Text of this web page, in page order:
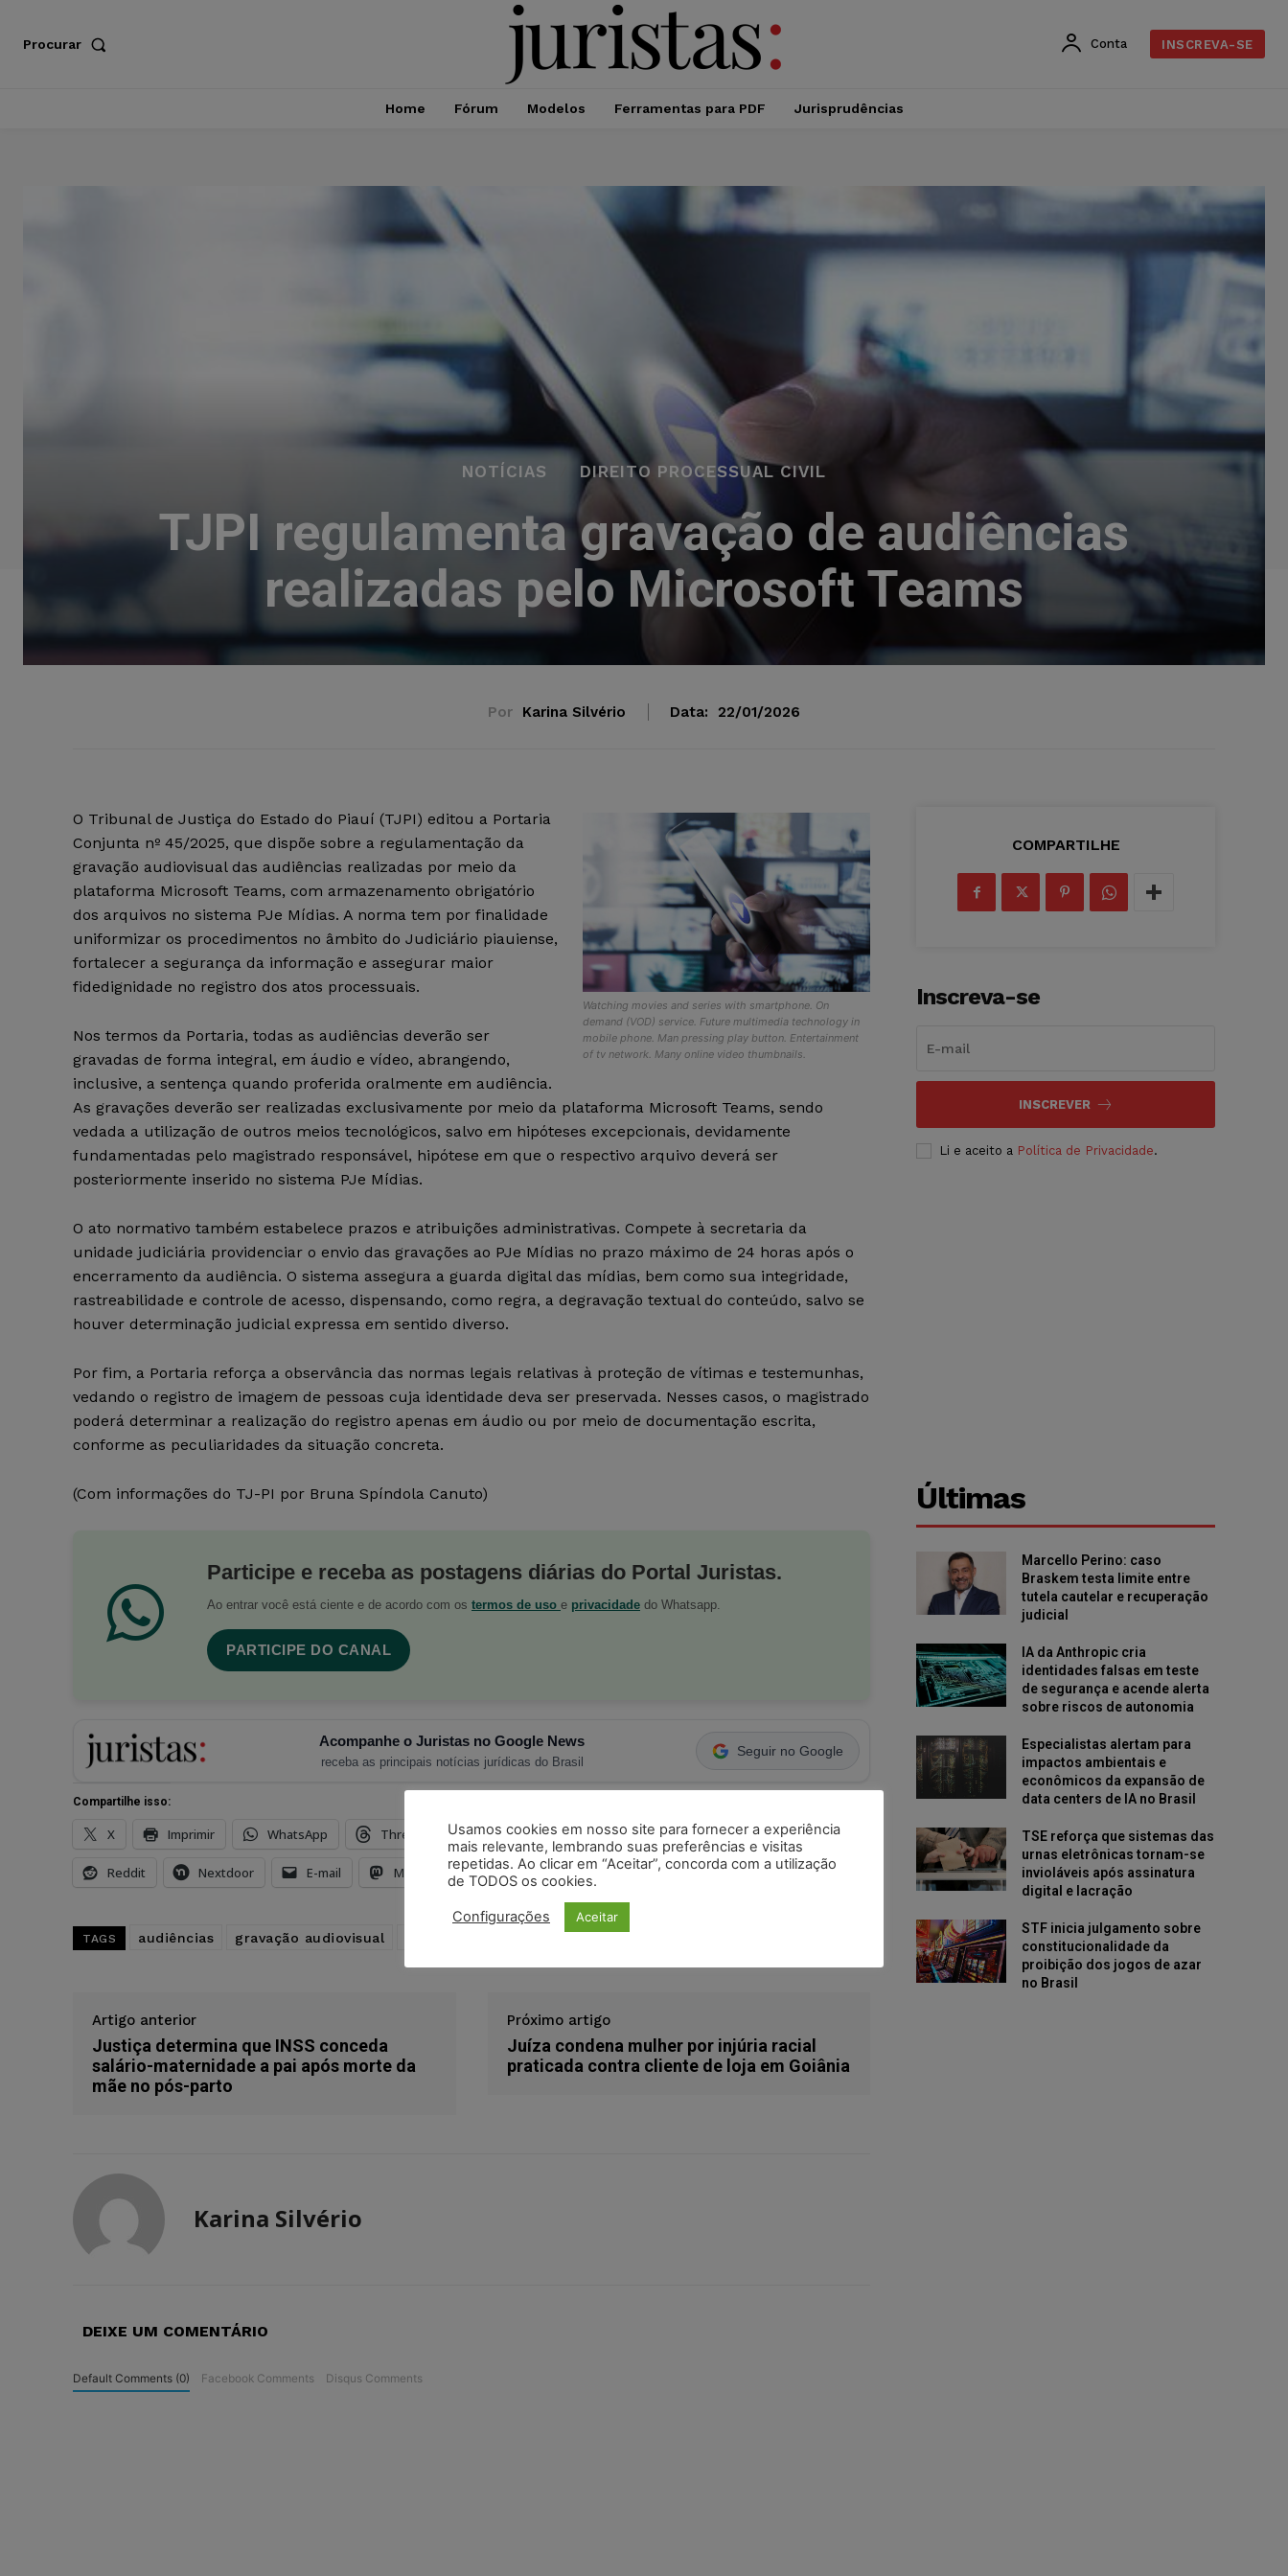
Procurar Conta INSCREVA-SE
Home Fórum Modelos Ferramentas para PDF Jurisprudências
NOTÍCIAS DIREITO PROCESSUAL CIVIL
TJPI regulamenta gravação de audiências
realizadas pelo Microsoft Teams
Por Karina Silvério Data: 22/01/2026
Watching movies and series with smartphone. On
demand (VOD) service. Future multimedia technology in
mobile phone. Man pressing play button. Entertainment
of tv network. Many online video thumbnails.
O Tribunal de Justiça do Estado do Piauí (TJPI) editou a Portaria
Conjunta nº 45/2025, que dispõe sobre a regulamentação da
gravação audiovisual das audiências realizadas por meio da
plataforma Microsoft Teams, com armazenamento obrigatório
dos arquivos no sistema PJe Mídias. A norma tem por finalidade
uniformizar os procedimentos no âmbito do Judiciário piauiense,
fortalecer a segurança da informação e assegurar maior
fidedignidade no registro dos atos processuais.
Nos termos da Portaria, todas as audiências deverão ser
gravadas de forma integral, em áudio e vídeo, abrangendo,
inclusive, a sentença quando proferida oralmente em audiência.
As gravações deverão ser realizadas exclusivamente por meio da plataforma Microsoft Teams, sendo
vedada a utilização de outros meios tecnológicos, salvo em hipóteses excepcionais, devidamente
fundamentadas pelo magistrado responsável, hipótese em que o respectivo arquivo deverá ser
posteriormente inserido no sistema PJe Mídias.
O ato normativo também estabelece prazos e atribuições administrativas. Compete à secretaria da
unidade judiciária providenciar o envio das gravações ao PJe Mídias no prazo máximo de 24 horas após o
encerramento da audiência. O sistema assegura a guarda digital das mídias, bem como sua integridade,
rastreabilidade e controle de acesso, dispensando, como regra, a degravação textual do conteúdo, salvo se
houver determinação judicial expressa em sentido diverso.
Por fim, a Portaria reforça a observância das normas legais relativas à proteção de vítimas e testemunhas,
vedando o registro de imagem de pessoas cuja identidade deva ser preservada. Nesses casos, o magistrado
poderá determinar a realização do registro apenas em áudio ou por meio de documentação escrita,
conforme as peculiaridades da situação concreta.
(Com informações do TJ-PI por Bruna Spíndola Canuto)
Participe e receba as postagens diárias do Portal Juristas.
Ao entrar você está ciente e de acordo com os termos de uso e privacidade do Whatsapp.
PARTICIPE DO CANAL
Acompanhe o Juristas no Google News
receba as principais notícias jurídicas do Brasil
Seguir no Google
Compartilhe isso:
X Imprimir WhatsApp Threads Facebook Telegram Pinterest Tumblr
Reddit Nextdoor E-mail Mastodon LinkedIn
TAGS audiências gravação audiovisual
Artigo anterior
Justiça determina que INSS conceda
salário-maternidade a pai após morte da
mãe no pós-parto
Próximo artigo
Juíza condena mulher por injúria racial
praticada contra cliente de loja em Goiânia
Karina Silvério
DEIXE UM COMENTÁRIO
Default Comments (0) Facebook Comments Disqus Comments
COMPARTILHE
Inscreva-se
INSCREVER
Li e aceito a Política de Privacidade.
Últimas
Marcello Perino: caso
Braskem testa limite entre
tutela cautelar e recuperação
judicial
IA da Anthropic cria
identidades falsas em teste
de segurança e acende alerta
sobre riscos de autonomia
Especialistas alertam para
impactos ambientais e
econômicos da expansão de
data centers de IA no Brasil
TSE reforça que sistemas das
urnas eletrônicas tornam-se
invioláveis após assinatura
digital e lacração
STF inicia julgamento sobre
constitucionalidade da
proibição dos jogos de azar
no Brasil
Usamos cookies em nosso site para fornecer a experiência
mais relevante, lembrando suas preferências e visitas
repetidas. Ao clicar em “Aceitar”, concorda com a utilização
de TODOS os cookies.
Configurações Aceitar